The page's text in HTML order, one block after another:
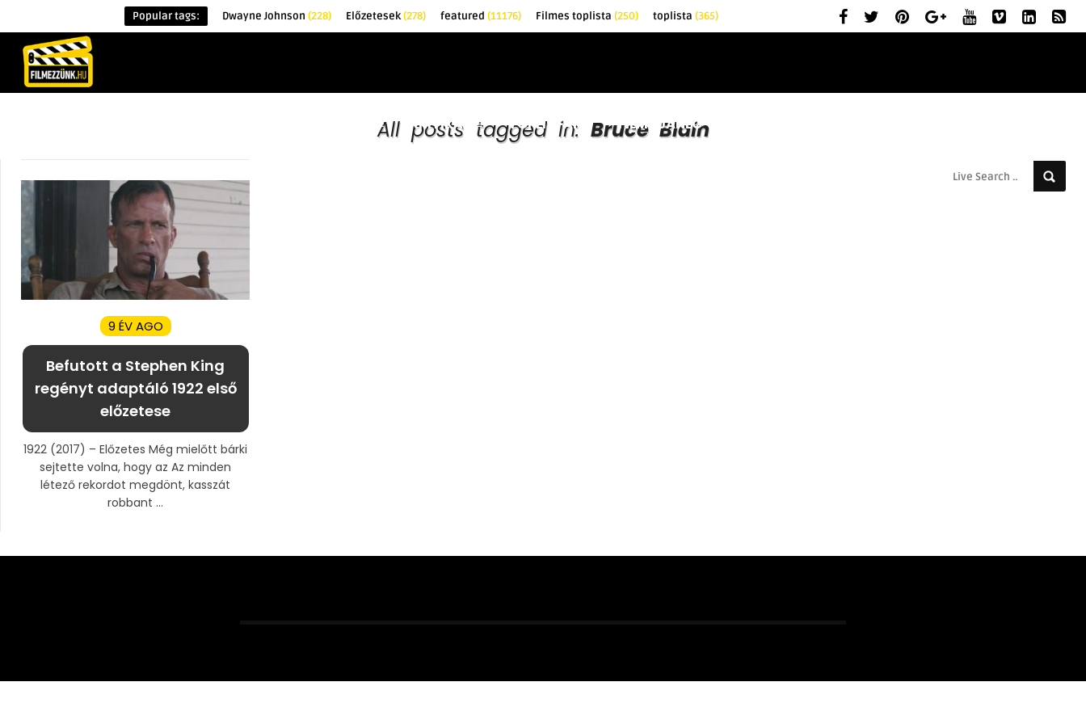
Popular tags: Dwayne Johnson (228) Előzetesek(278) featured (11176) Filmes toplista (250) toplista (365)
KRITIKÁK TOPLISTÁK FILMAJÁNLÓ
All posts tagged in: Bruce Blain
9 ÉV AGO
Befutott a Stephen King
regényt adaptáló 1922 első
előzetese
1922 (2017) – Előzetes Még mielőtt bárki
sejtette volna, hogy az Az minden
létező rekordot megdönt, kasszát
robbant ...